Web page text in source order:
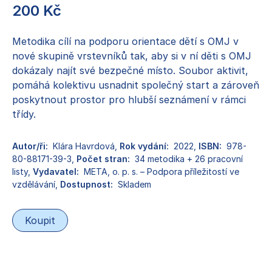
200 Kč
Metodika cílí na podporu orientace dětí s OMJ v
nové skupině vrstevníků tak, aby si v ní děti s OMJ
dokázaly najít své bezpečné místo. Soubor aktivit,
pomáhá kolektivu usnadnit společný start a zároveň
poskytnout prostor pro hlubší seznámení v rámci
třídy.
Autor/ři: Klára Havrdová Rok vydání: 2022 ISBN: 978-
80-88171-39-3 Počet stran: 34 metodika + 26 pracovní
listy, Vydavatel: META, o. p. s. – Podpora příležitostí ve
vzdělávání Dostupnost: Skladem
Koupit